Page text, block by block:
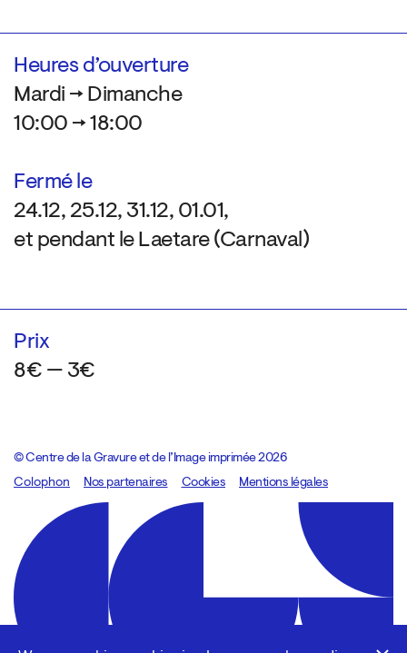
Heures d’ouverture
Mardi → Dimanche
10:00 → 18:00
Fermé le
24.12, 25.12, 31.12, 01.01,
et pendant le Laetare (Carnaval)
Prix
8€ — 3€
© Centre de la Gravure et de l’Image imprimée 2026
Colophon
Design:Marcel Kaczmarek, code:8080.studio
Nos partenaires Cookies Mentions légales